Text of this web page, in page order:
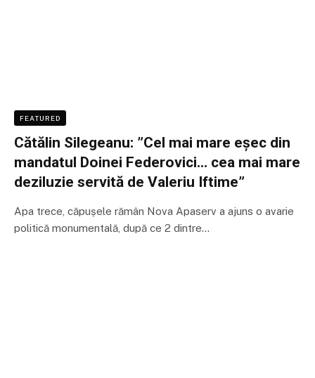
FEATURED
Cătălin Silegeanu: ”Cel mai mare eșec din
mandatul Doinei Federovici… cea mai mare
deziluzie servită de Valeriu Iftime”
Apa trece, căpușele rămân Nova Apaserv a ajuns o avarie
politică monumentală, după ce 2 dintre…